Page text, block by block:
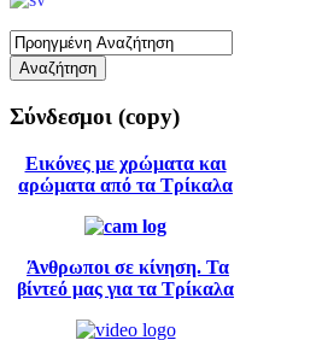
Σύνδεσμοι (copy)
Εικόνες με χρώματα και
αρώματα από τα Τρίκαλα
Άνθρωποι σε κίνηση. Τα
βίντεό μας για τα Τρίκαλα